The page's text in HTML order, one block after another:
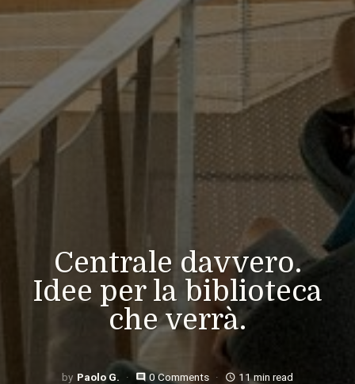
Centrale davvero.
Idee per la biblioteca
che verrà.
Paolo G. comment 0 Comments access_time 11 min read